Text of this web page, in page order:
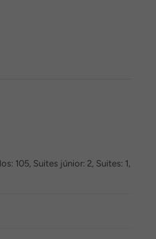
105, Suites júnior: 2, Suites: 1,